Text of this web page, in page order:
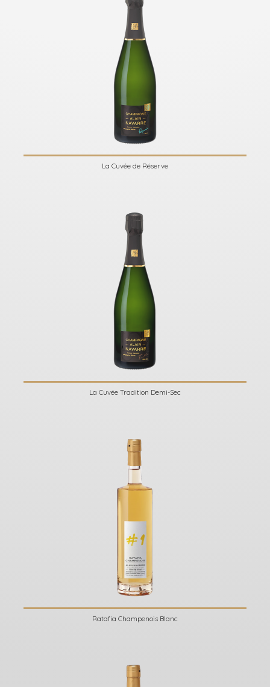
La Cuvée de Réserve
La Cuvée Tradition Demi-Sec
Ratafia Champenois Blanc